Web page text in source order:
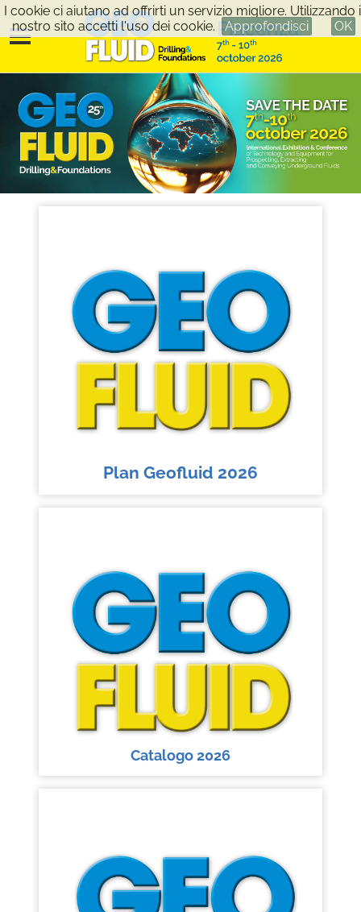
Plan Geofluid 2026
Catalogo 2026
I cookie ci aiutano ad offrirti un servizio migliore. Utilizzando
nostro sito accetti l'uso dei cookie.
Approfondisci OK